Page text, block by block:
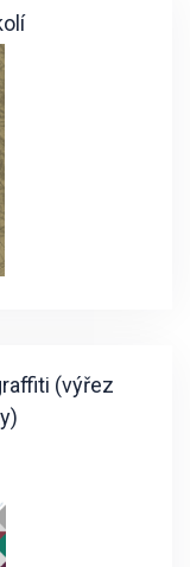
(výřez